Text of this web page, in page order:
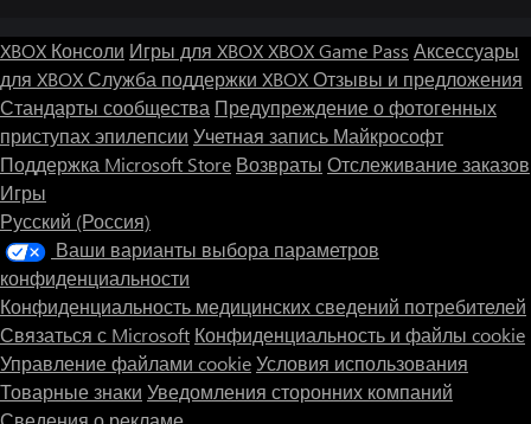
XBOX Консоли Игры для XBOXXBOX Game Pass Аксессуары
для XBOXСлужба поддержки XBOXОтзывы и предложения
Стандарты сообщества Предупреждение о фотогенных
приступах эпилепсии Учетная запись Майкрософт
Поддержка Microsoft Store Возвраты Отслеживание заказов
Игры
Русский (Россия)
Ваши варианты выбора параметров
конфиденциальности
Конфиденциальность медицинских сведений потребителей
Связаться с Microsoft Конфиденциальность и файлы cookie
Управление файлами cookieУсловия использования
Товарные знаки Уведомления сторонних компаний